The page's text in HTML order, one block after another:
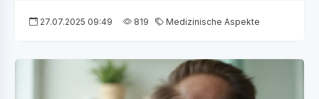
27.07.2025 09:49 819 Medizinische Aspekte